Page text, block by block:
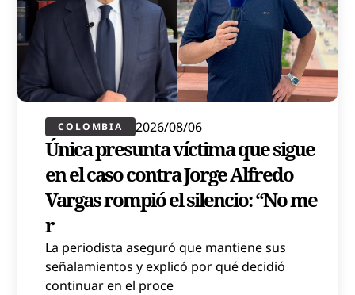
COLOMBIA 2026/08/06
Única presunta víctima que sigue
en el caso contra Jorge Alfredo
Vargas rompió el silencio: “No me
r
La periodista aseguró que mantiene sus
señalamientos y explicó por qué decidió
continuar en el proce